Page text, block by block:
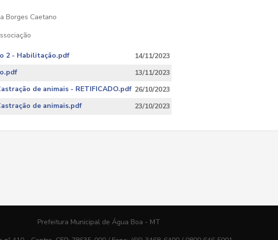
Borges Caetano
2 - Habilitação.pdf
14/11/2023
13/11/2023
de animais - RETIFICADO.pdf 26/10/2023
de animais.pdf
23/10/2023
Prefeitura Municipal de Água Boa - MT